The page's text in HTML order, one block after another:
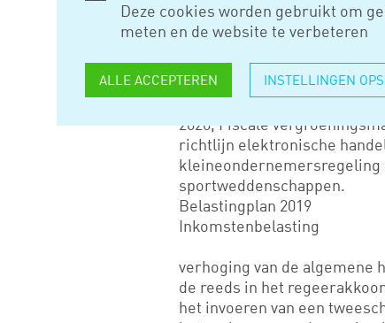
Deze cookies worden gebruikt om
meten en de website te verbeteren
ALLE ACCEPTEREN INSTELLINGEN
Op Prinsjesdag 2018 heeft
bekendgemaakt. Dit pakket
in het regeerakkoord
Belastingpakket 2019 bevat
Belastingplan 2019, Overige
2020, Fiscale
richtlijn elektronische
kleineondernemersregeling
sportweddenschappen.
Belastingplan 2019
Inkomstenbelasting
verhoging van de algemene
de reeds in het
het invoeren van een